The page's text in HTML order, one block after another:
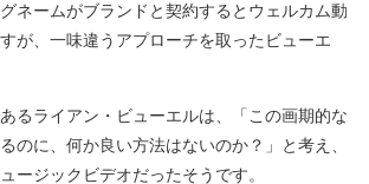
ネームがブランドと契約するとウェルカム動
が、一味違うアプローチを取ったビューエ
るライアン・ビューエルは、「この画期的な
のに、何か良い方法はないのか？」と考え、
ージックビデオだったそうです。